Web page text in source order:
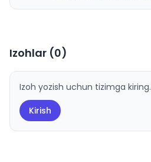
Izohlar (0)
Izoh yozish uchun tizimga kiring.
Kirish